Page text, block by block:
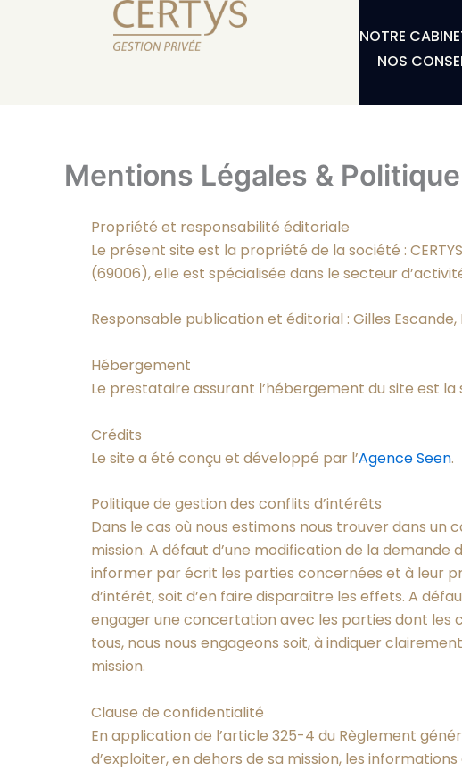
NOTRE
NOS
Mentions Légales &
Propriété et responsabilité éditoriale
Le présent site est la propriété de la société :
(69006), elle est spécialisée dans le secteur
Responsable publication et éditorial : Gilles Escande,
Hébergement
Le prestataire assurant l’hébergement du site est la
Crédits
Le site a été conçu et développé par l’Agence Seen.
Politique de gestion des conflits d’intérêts
Dans le cas où nous estimons nous trouver dans
mission. A défaut d’une modification de la demande
informer par écrit les parties concernées et à leur
d’intérêt, soit d’en faire disparaître les effets. A
engager une concertation avec les parties dont les
tous, nous nous engageons soit, à indiquer
mission.
Clause de confidentialité
En application de l’article 325-4 du Règlement
d’exploiter, en dehors de sa mission, les